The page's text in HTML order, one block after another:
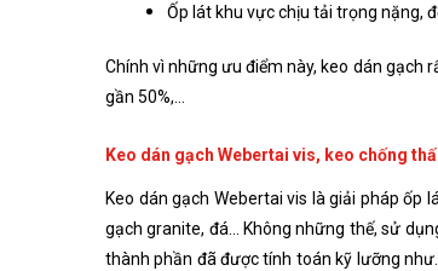
Ốp lát khu vực chịu tải trọng nặng,
Chính vì những ưu điểm này, keo dán gạch
gần 50%,…
Keo dán gạch Webertai vis, keo chống
Keo dán gạch Webertai vis là giải pháp ốp
gạch granite, đá… Không những thế, sử
thành phần đã được tính toán kỹ lưỡng